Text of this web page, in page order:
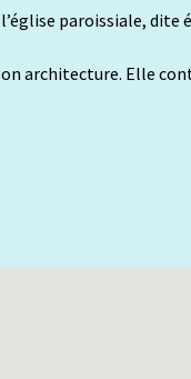
paroissiale, dite
architecture. Elle